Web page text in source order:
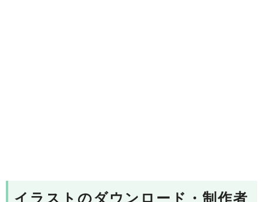
イラストのダウンロード・制作者